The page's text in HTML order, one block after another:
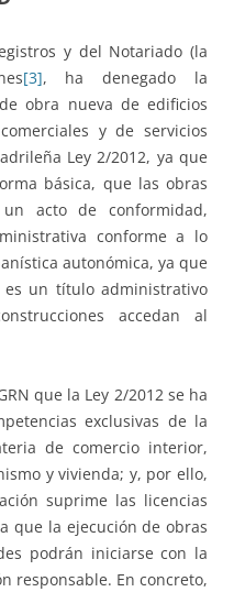
y del Notariado (la
[3], ha denegado la
obra nueva de edificios
y de servicios
Ley 2/2012, ya que
básica, que las obras
acto de conformidad,
conforme a lo
autonómica, ya que
es un título administrativo
accedan al
que la Ley 2/2012 se ha
exclusivas de la
de comercio interior,
y vivienda; y, por ello,
suprime las licencias
que la ejecución de obras
podrán iniciarse con la
responsable. En concreto,